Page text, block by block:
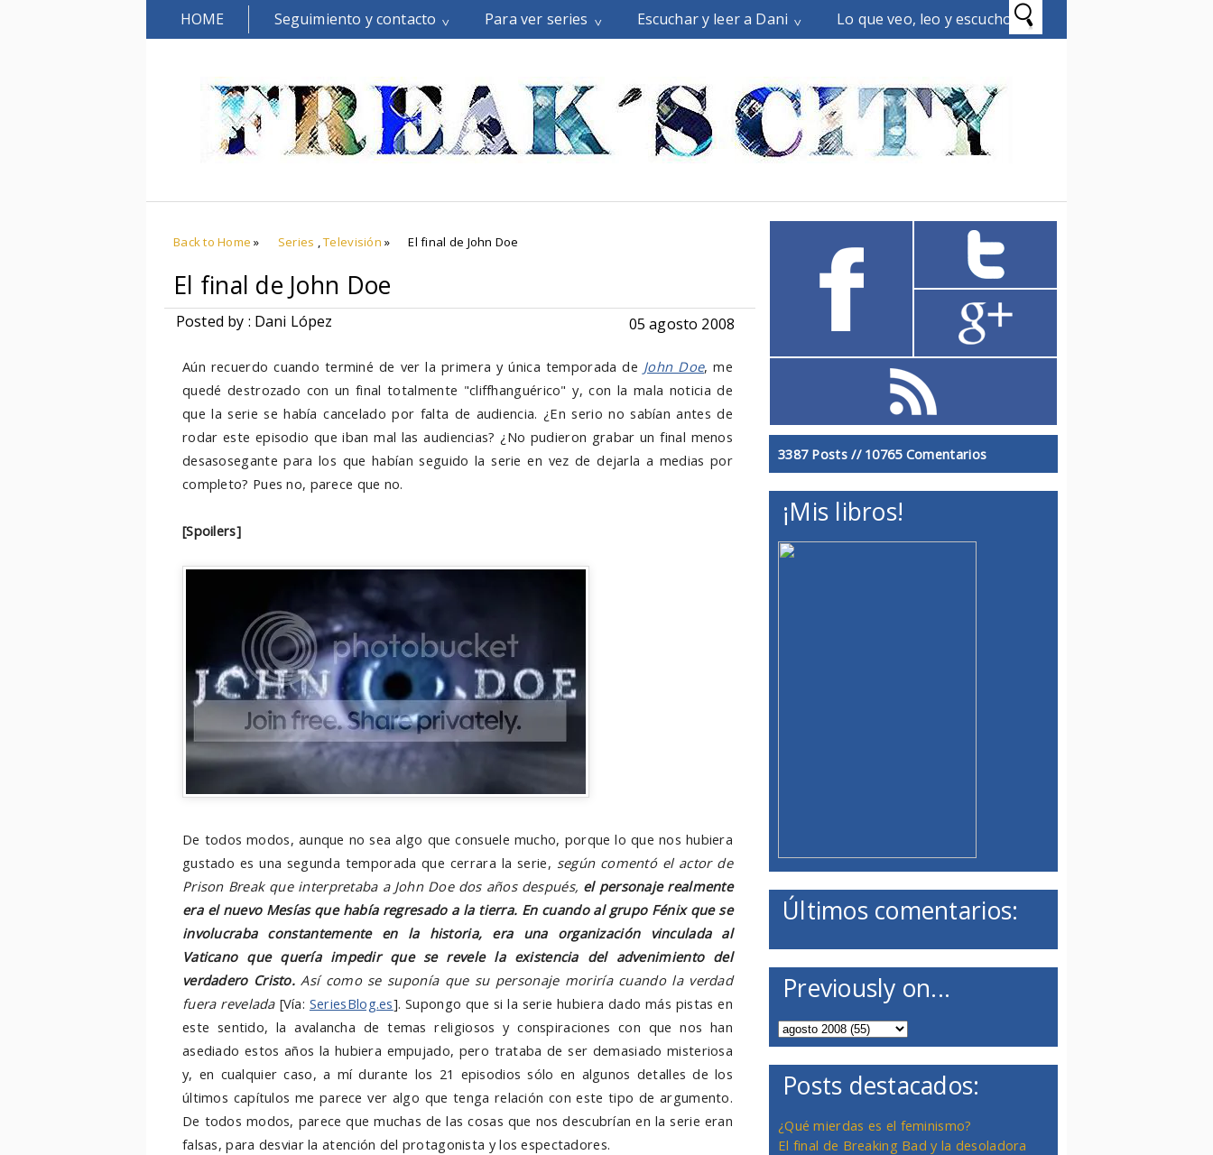
HOME Seguimiento y contacto Para ver series Escuchar y leer a Dani Lo que veo, leo y escucho
Back to Home » Series ,Televisión » El final de John Doe
El final de John Doe
Posted by : Dani López 05 agosto 2008
Aún recuerdo cuando terminé de ver la primera y única temporada de John Doe, me
quedé destrozado con un final totalmente "cliffhanguérico" y, con la mala noticia de
que la serie se había cancelado por falta de audiencia. ¿En serio no sabían antes de
rodar este episodio que iban mal las audiencias? ¿No pudieron grabar un final menos
desasosegante para los que habían seguido la serie en vez de dejarla a medias por
completo? Pues no, parece que no.
[Spoilers]
De todos modos, aunque no sea algo que consuele mucho, porque lo que nos hubiera
gustado es una segunda temporada que cerrara la serie, según comentó el actor de
Prison Break que interpretaba a John Doe dos años después, el personaje realmente
era el nuevo Mesías que había regresado a la tierra. En cuando al grupo Fénix que se
involucraba constantemente en la historia, era una organización vinculada al
Vaticano que quería impedir que se revele la existencia del advenimiento del
verdadero Cristo. Así como se suponía que su personaje moriría cuando la verdad
fuera revelada[Vía: SeriesBlog.es]. Supongo que si la serie hubiera dado más pistas en
este sentido, la avalancha de temas religiosos y conspiraciones con que nos han
asediado estos años la hubiera empujado, pero trataba de ser demasiado misteriosa
y, en cualquier caso, a mí durante los 21 episodios sólo en algunos detalles de los
últimos capítulos me parece ver algo que tenga relación con este tipo de argumento.
De todos modos, parece que muchas de las cosas que nos descubrían en la serie eran
falsas, para desviar la atención del protagonista y los espectadores.
3387 Posts // 10765 Comentarios
¡Mis libros!
Últimos comentarios:
Previously on...
Posts destacados:
¿Qué mierdas es el feminismo?
El final de Breaking Bad y la desoladora